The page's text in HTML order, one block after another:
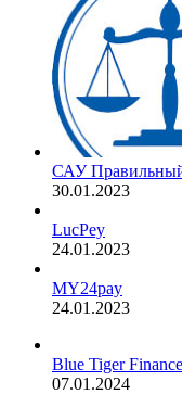
САУ
30.01.2023
LucPey
24.01.2023
MY24pay
24.01.2023
Blue Tiger
07.01.2024